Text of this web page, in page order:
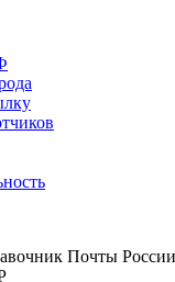
Почты России